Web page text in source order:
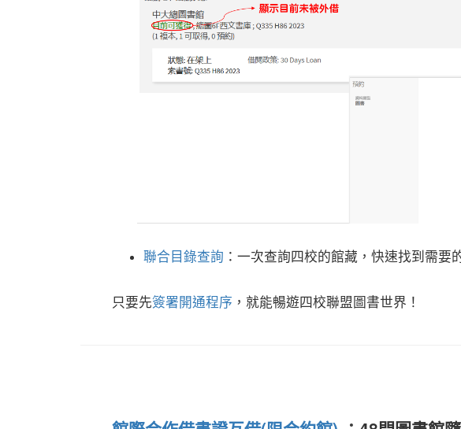
聯合目錄查詢 ：一次查詢四校的館藏，快速找到需要
只要先簽署開通程序 ，就能暢遊四校聯盟圖書世界 ！